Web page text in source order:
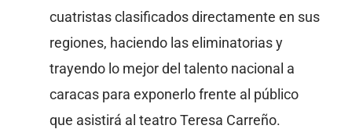
cuatristas clasificados directamente en sus
regiones, haciendo las eliminatorias y
trayendo lo mejor del talento nacional a
caracas para exponerlo frente al público
que asistirá al teatro Teresa Carreño.